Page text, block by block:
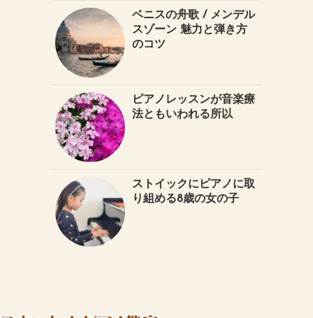
ベニスの舟歌 / メンデル
スゾーン 魅力と弾き方
のコツ
ピアノレッスンが音楽療
法ともいわれる所以
ストイックにピアノに取
り組める8歳の女の子